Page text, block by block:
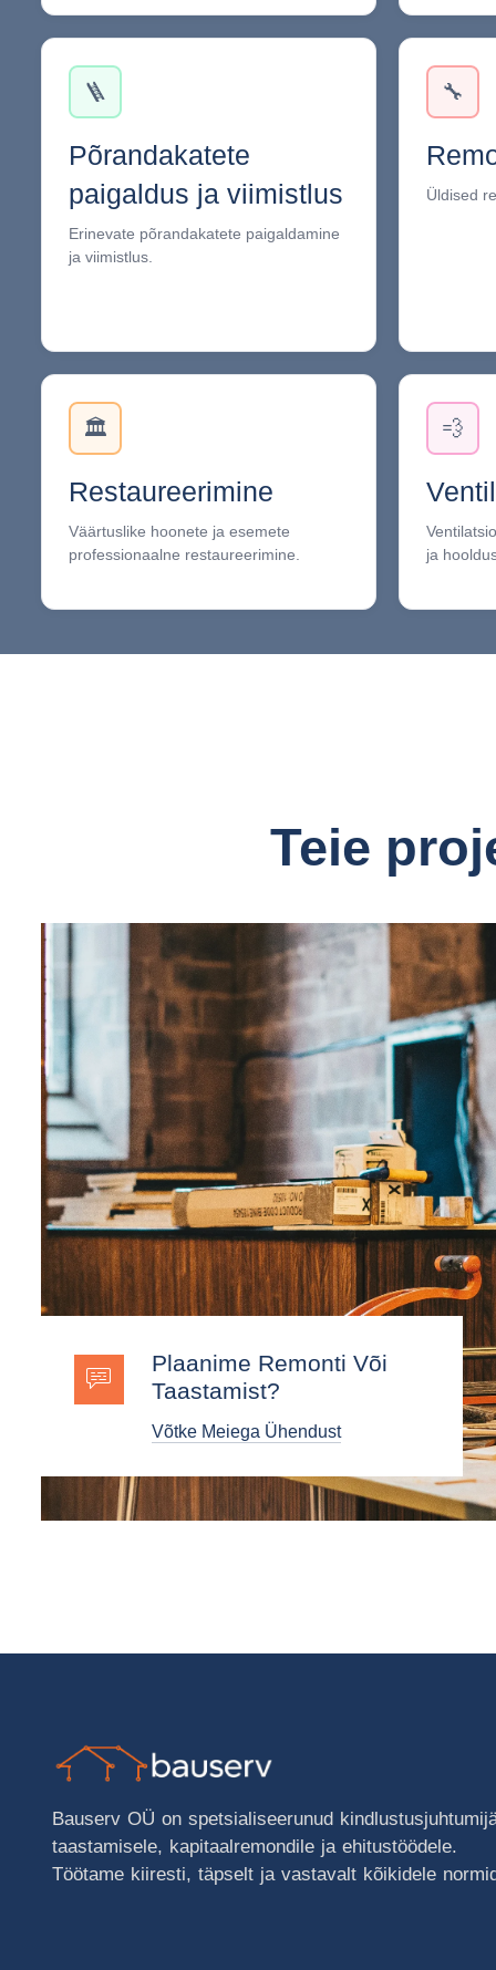
🪜
Põrandakatete
paigaldus ja viimistlus
Erinevate põrandakatete paigaldamine
ja viimistlus.
🔧
Üldised
🏛️
Restaureerimine
Väärtuslike hoonete ja esemete
professionaalne restaureerimine.
💨
ja
Teie
Plaanime Remonti Või
Taastamist?
Võtke Meiega Ühendust
Bauserv OÜ on spetsialiseerunud
taastamisele, kapitaalremondile ja ehitustöödele.
Töötame kiiresti, täpselt ja vastavalt kõikidele